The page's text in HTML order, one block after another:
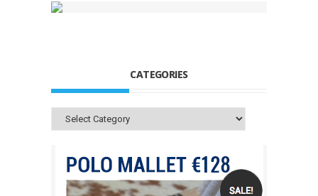
CATEGORIES
Categories